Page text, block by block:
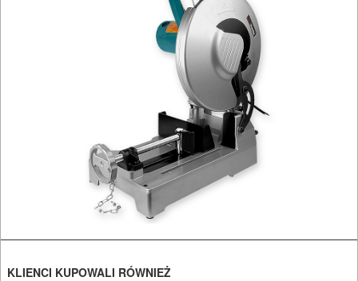
OSPRZĘT
HYDRAULICZNE
NARZĘDZIA
INSTALACYJNE,
PALNIKI
KLIENCI KUPOWALI RÓWNIEŻ